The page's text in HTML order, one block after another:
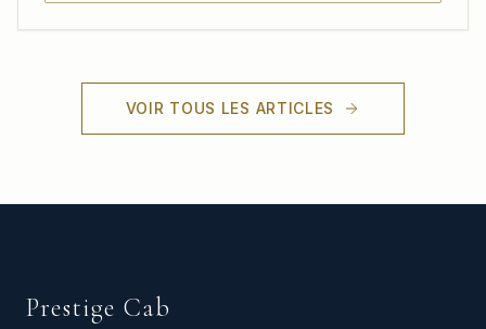
VOIR TOUS LES ARTICLES
Prestige Cab